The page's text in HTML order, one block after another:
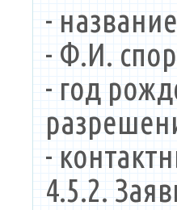
-
- Ф.И.
- год
-
4.5.2.